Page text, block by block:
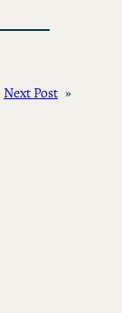
Next Post »